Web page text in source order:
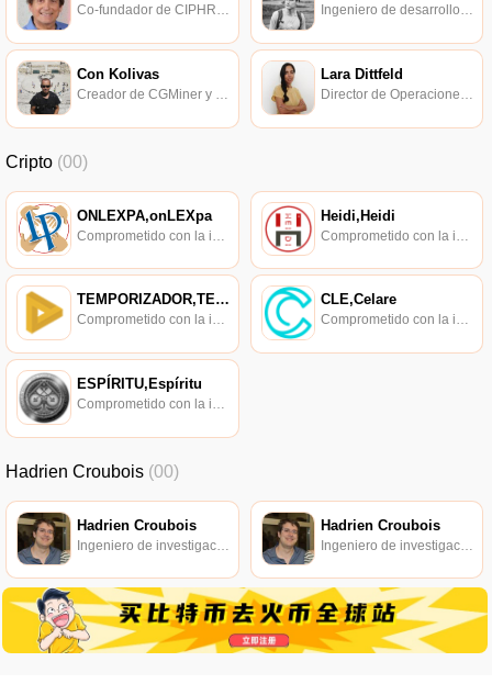
Co-fundador de CIPHREX. Ingeniero de desarrollo de software Coinbase.
Con Kolivas
Creador de CGMiner y CKPool.
Lara Dittfeld
Director de Operaciones, Mangrovia Blockchain Solutions.
Cripto (00)
ONLEXPA,onLEXpa Heidi,Heidi
TEMPORIZADOR,TEMPORIZADOR
Comprometido con la investigación de políticas en los campos de las nuevas finanzas, las finanzas internacionales y los mercados financieros.
CLE,Celare
Comprometido con la investigación de políticas en los campos de las nuevas finanzas, las finanzas internacionales y los mercados financieros.
ESPÍRITU,Espíritu
Comprometido con la investigación de políticas en los campos de las nuevas finanzas, las finanzas internacionales y los mercados financieros.
Hadrien Croubois (00)
Hadrien Croubois
Ingeniero de investigación iExec.
Hadrien Croubois